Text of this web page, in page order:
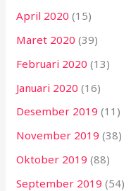
April 2020 (15)
Maret 2020 (39)
Februari 2020 (13)
Januari 2020 (16)
Desember 2019 (11)
November 2019 (38)
Oktober 2019 (88)
September 2019 (54)